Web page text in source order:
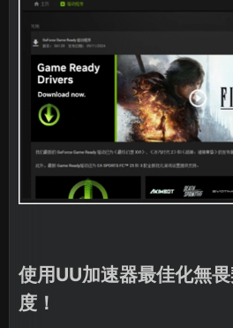
使用UU加速器最佳化無
度！